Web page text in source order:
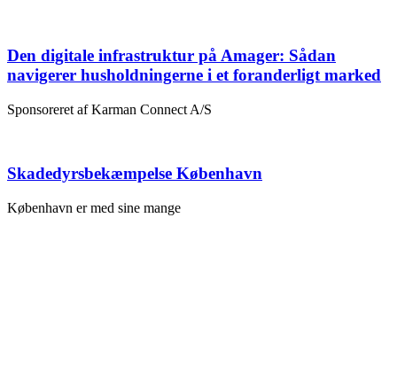
Den digitale infrastruktur på Amager: Sådan
navigerer husholdningerne i et foranderligt marked
Sponsoreret af Karman Connect A/S
Skadedyrsbekæmpelse København
København er med sine mange